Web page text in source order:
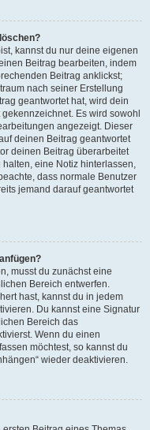
kannst du nur deine eigenen
Beitrag bearbeiten, indem
Beitrag anklickst;
nach seiner Erstellung
geantwortet hat, wird dein
Es wird sowohl
angezeigt. Dieser
deinen Beitrag geantwortet
deinen Beitrag überarbeitet
eine Notiz hinterlassen,
dass normale Benutzer
jemand darauf geantwortet
musst du zunächst eine
Bereich entwerfen.
hast, kannst du in jedem
Du kannst eine Signatur
Bereich das
Wenn du einen
möchtest, so kannst du
wieder deaktivieren.